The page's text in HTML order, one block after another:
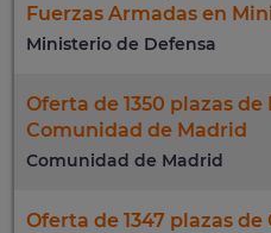
Fuerzas Armadas en
Ministerio de Defensa
Oferta de 1350 plazas
Comunidad de Madrid
Comunidad de Madrid
Oferta de 1347 plazas